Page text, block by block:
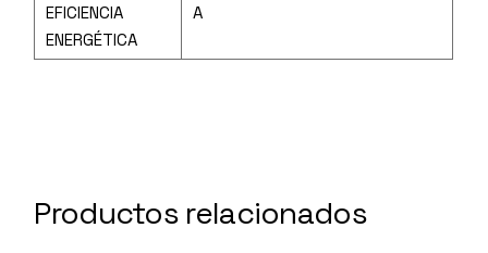
EFICIENCIA
ENERGÉTICA
A
Productos relacionados